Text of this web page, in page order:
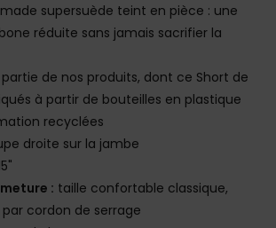
supersuède teint en pièce : une
réduite sans jamais sacrifier la
de nos produits, dont ce Short de
à partir de bouteilles en plastique
recyclées
droite sur la jambe
: taille confortable classique,
cordon de serrage